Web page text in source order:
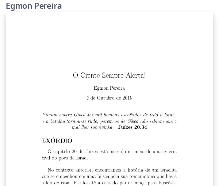
Egmon Pereira